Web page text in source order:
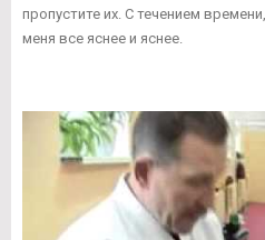
пропустите их. С течением
меня все яснее и яснее.